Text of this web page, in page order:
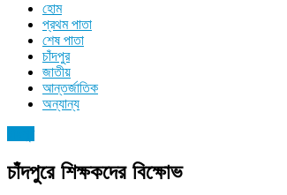
হোম
প্রথম পাতা
শেষ পাতা
চাঁদপুর
জাতীয়
আন্তর্জাতিক
অন্যান্য
চাঁদপুরে শিক্ষকদের বিক্ষোভ